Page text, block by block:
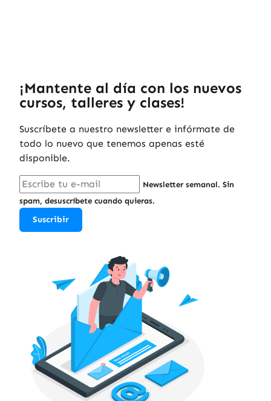
¡Mantente al día con los nuevos
cursos, talleres y clases!
Suscríbete a nuestro newsletter e infórmate de
todo lo nuevo que tenemos apenas esté
disponible.
Newsletter semanal. Sin
spam, desuscríbete cuando quieras.
Suscribir